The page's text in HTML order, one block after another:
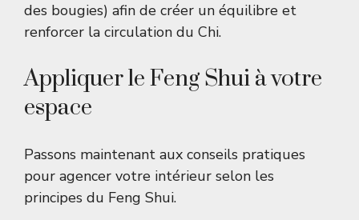
des bougies) afin de créer un équilibre et
renforcer la circulation du Chi.
Appliquer le Feng Shui à votre
espace
Passons maintenant aux conseils pratiques
pour agencer votre intérieur selon les
principes du Feng Shui.